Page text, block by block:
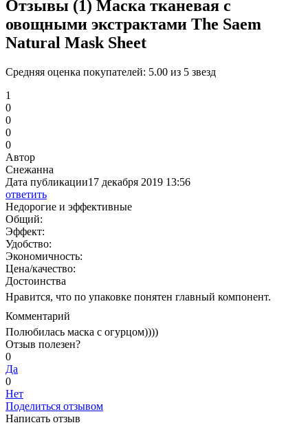
Отзывы (1) Маска тканевая с
овощными экстрактами The Saem
Natural Mask Sheet
Средняя оценка покупателей: 5.00 из 5 звезд
1
0
0
0
0
Автор
Снежанна
Дата публикации17 декабря 2019 13:56
ответить
Недорогие и эффективные
Общий:
Эффект:
Удобство:
Экономичность:
Цена/качество:
Достоинства
Нравится, что по упаковке понятен главный компонент.
Комментарий
Полюбилась маска с огурцом))))
Отзыв полезен?
0
Да
0
Нет
Поделиться отзывом
Написать отзыв